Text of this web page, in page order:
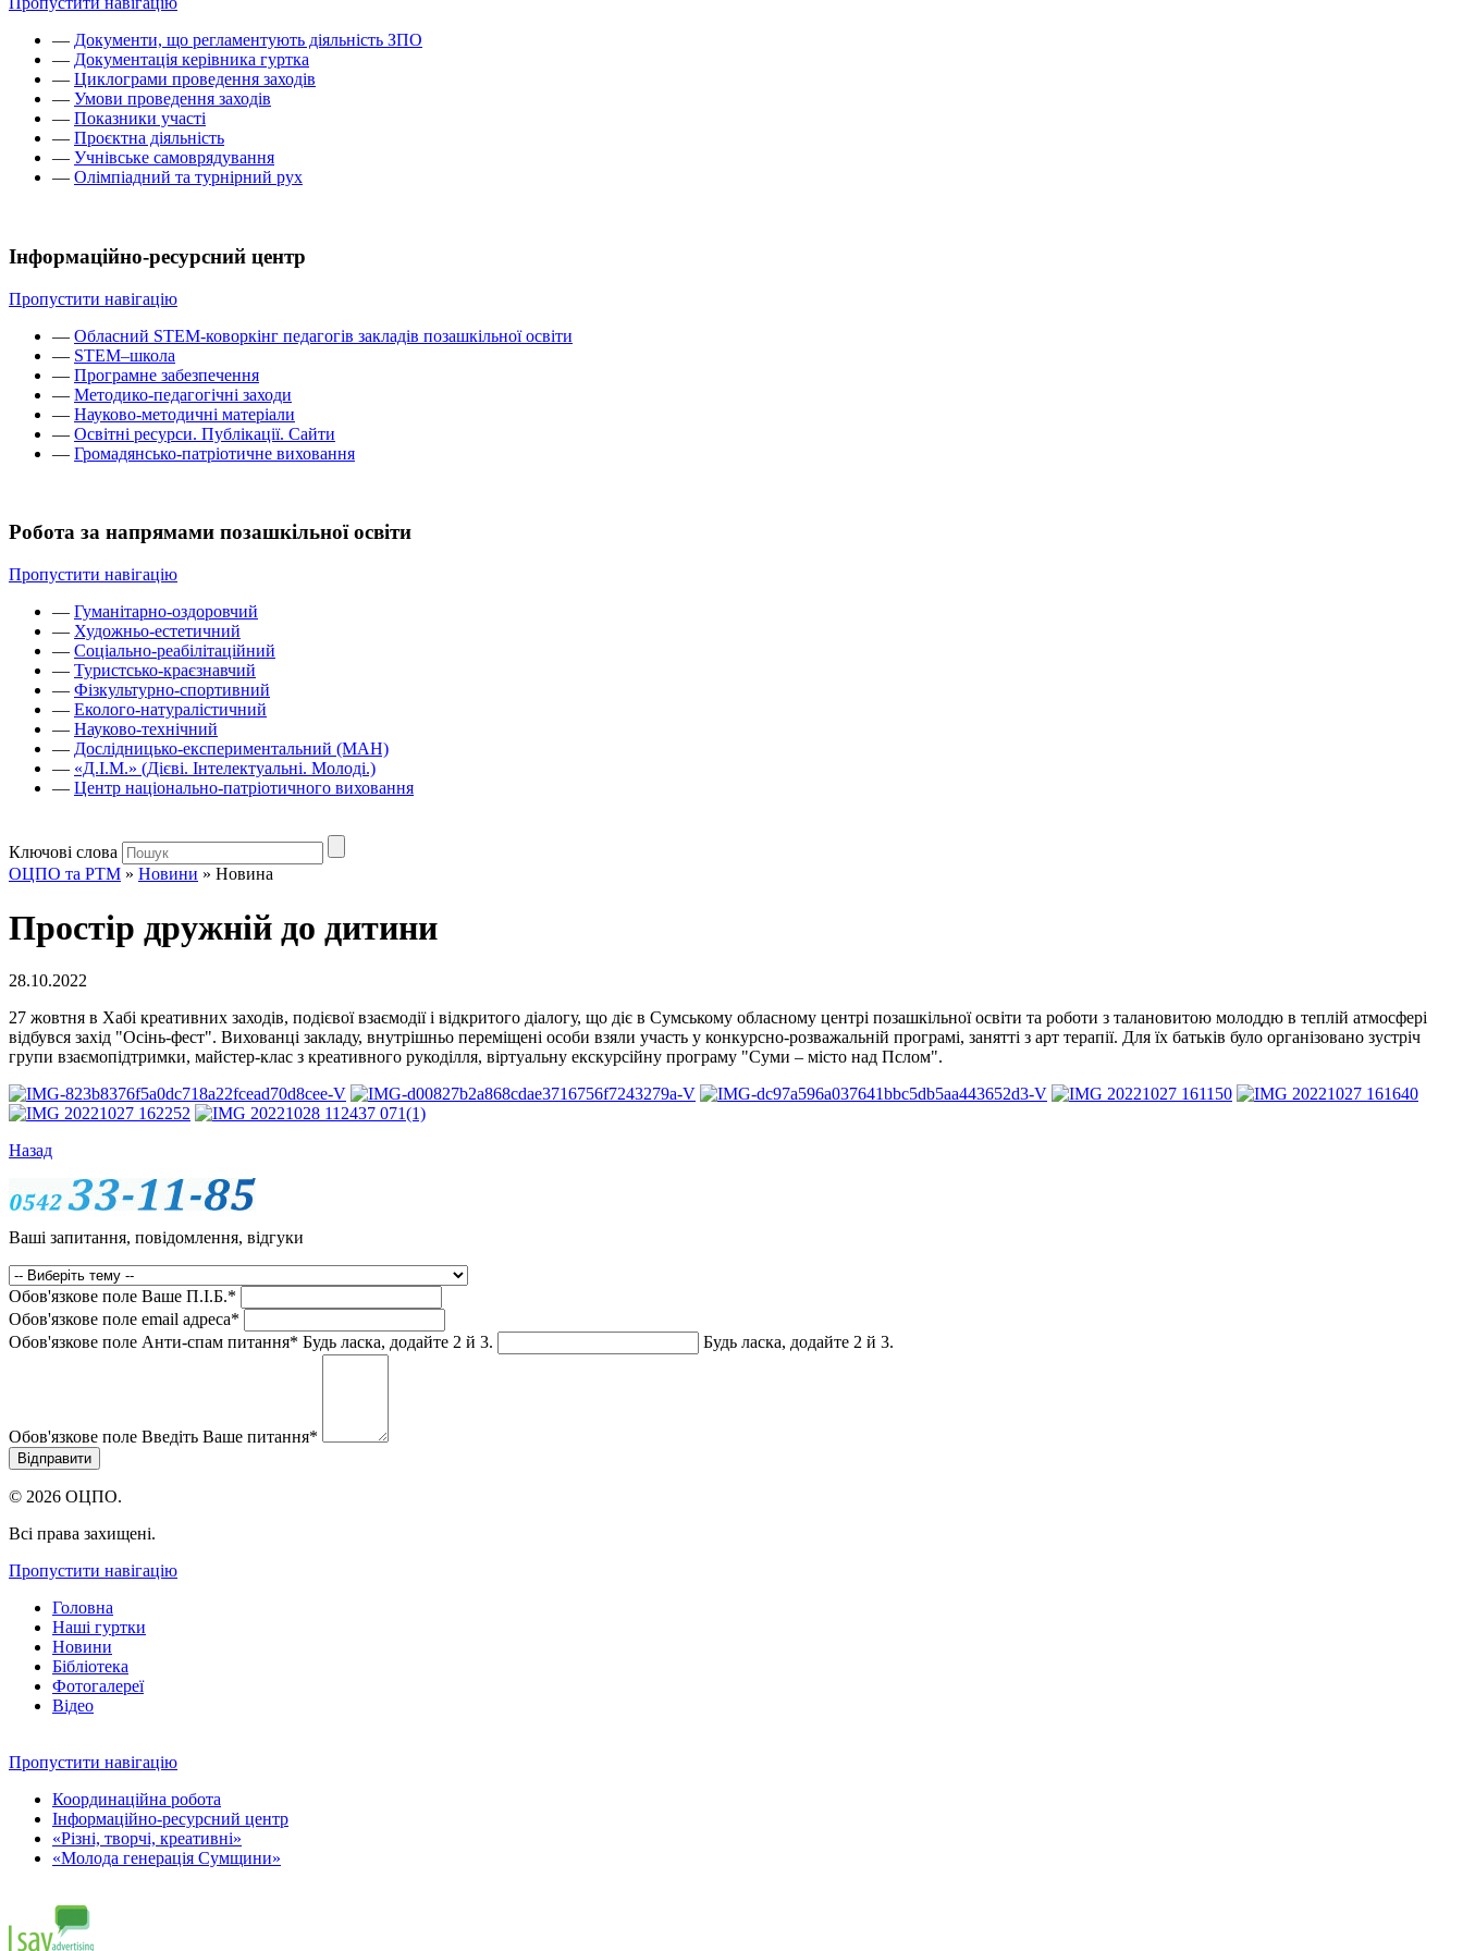
— Документи, що регламентують діяльність ЗПО
— Документація керівника гуртка
— Циклограми проведення заходів
— Умови проведення заходів
— Показники участі
— Проєктна діяльність
— Учнівське самоврядування
— Олімпіадний та турнірний рух
Інформаційно-ресурсний центр
Пропустити навігацію
— Обласний STEM-коворкінг педагогів закладів позашкільної освіти
— STEM–школа
— Програмне забезпечення
— Методико-педагогічні заходи
— Науково-методичні матеріали
— Освітні ресурси. Публікації. Сайти
— Громадянсько-патріотичне виховання
Робота за напрямами позашкільної освіти
Пропустити навігацію
— Гуманітарно-оздоровчий
— Художньо-естетичний
— Соціально-реабілітаційний
— Туристсько-краєзнавчий
— Фізкультурно-спортивний
— Еколого-натуралістичний
— Науково-технічний
— Дослідницько-експериментальний (МАН)
— «Д.І.М.» (Дієві. Інтелектуальні. Молоді.)
— Центр національно-патріотичного виховання
Ключові слова
ОЦПО та РТМ » Новини » Новина
Простір дружній до дитини
28.10.2022
27 жовтня в Хабі креативних заходів, подієвої взаємодії і відкритого діалогу, що діє в Сумському обласному центрі позашкільної освіти та роботи з талановитою молоддю в теплій атмосфері
відбувся захід "Осінь-фест". Вихованці закладу, внутрішньо переміщені особи взяли участь у конкурсно-розважальній програмі, занятті з арт терапії. Для їх батьків було організовано зустріч
групи взаємопідтримки, майстер-клас з креативного рукоділля, віртуальну екскурсійну програму "Суми – місто над Пслом".
Назад
Ваші запитання, повідомлення, відгуки
Обов'язкове поле Ваше П.I.Б.*
Обов'язкове поле email адреса*
Обов'язкове поле Анти-спам питання* Будь ласка, додайте 2 й 3. Будь ласка, додайте 2 й 3.
Обов'язкове поле Введіть Ваше питання*
© 2026 ОЦПО.
Всі права захищені.
Пропустити навігацію
Головна
Наші гуртки
Новини
Бібліотека
Фотогалереї
Відео
Пропустити навігацію
Координаційна робота
Інформаційно-ресурсний центр
«Різні, творчі, креативні»
«Молода генерація Сумщини»